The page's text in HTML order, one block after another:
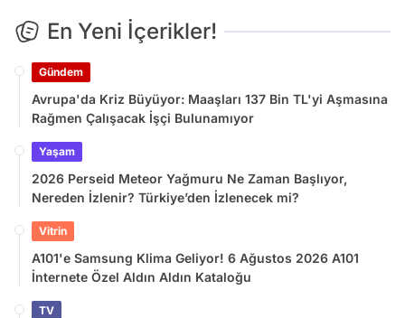
En Yeni İçerikler!
Gündem
Avrupa'da Kriz Büyüyor: Maaşları 137 Bin TL'yi Aşmasına
Rağmen Çalışacak İşçi Bulunamıyor
Yaşam
2026 Perseid Meteor Yağmuru Ne Zaman Başlıyor,
Nereden İzlenir? Türkiye’den İzlenecek mi?
Vitrin
A101'e Samsung Klima Geliyor! 6 Ağustos 2026 A101
İnternete Özel Aldın Aldın Kataloğu
TV